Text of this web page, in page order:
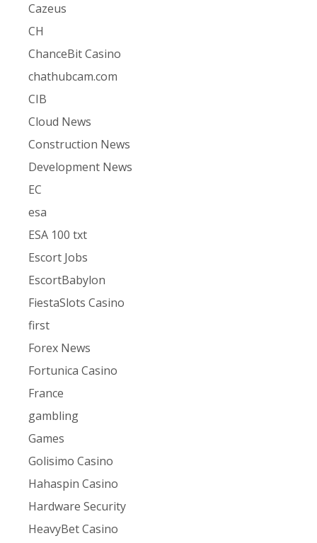
Cazeus
CH
ChanceBit Casino
chathubcam.com
CIB
Cloud News
Construction News
Development News
EC
esa
ESA 100 txt
Escort Jobs
EscortBabylon
FiestaSlots Casino
first
Forex News
Fortunica Casino
France
gambling
Games
Golisimo Casino
Hahaspin Casino
Hardware Security
HeavyBet Casino